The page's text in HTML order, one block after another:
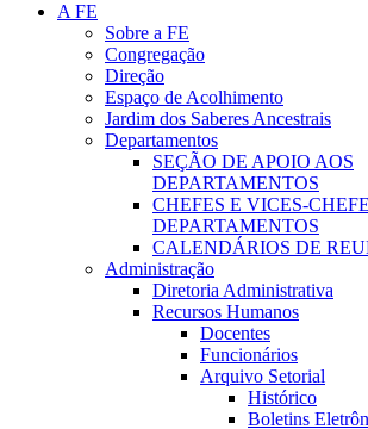
A FE
Sobre a FE
Congregação
Direção
Espaço de Acolhimento
Jardim dos Saberes Ancestrais
Departamentos
SEÇÃO DE APOIO AOS
DEPARTAMENTOS
CHEFES E VICES-
DEPARTAMENTOS
CALENDÁRIOS DE
Administração
Diretoria Administrativa
Recursos Humanos
Docentes
Funcionários
Arquivo Setorial
Histórico
Boletins